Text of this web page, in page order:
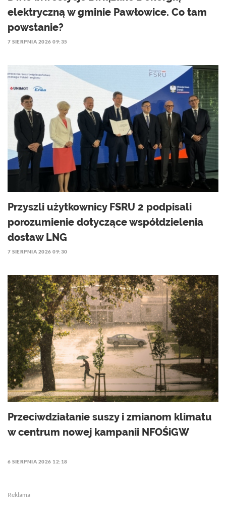
elektryczną w gminie Pawłowice. Co tam
powstanie?
7 SIERPNIA 2026 09:35
Przyszli użytkownicy FSRU 2 podpisali
porozumienie dotyczące współdzielenia
dostaw LNG
7 SIERPNIA 2026 09:30
Przeciwdziałanie suszy i zmianom klimatu
w centrum nowej kampanii NFOŚiGW
6 SIERPNIA 2026 12:18
Reklama